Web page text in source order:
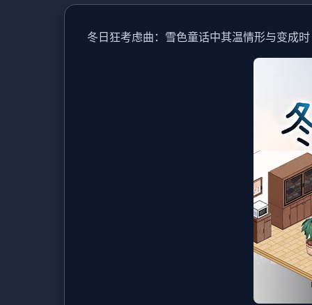
冬日狂考虑曲：雪色童话中其温情形与变成时